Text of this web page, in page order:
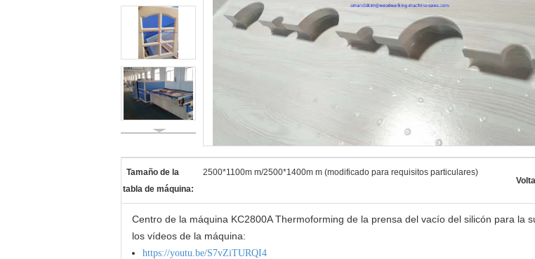
Tamaño de la
tabla de máquina:
2500*1100m m/2500*1400m m (modificado para requisitos particulares)
Centro de la máquina KC2800A Thermoforming de la prensa del vacío del silicón para la
los vídeos de la máquina:
https://youtu.be/S7vZiTURQI4